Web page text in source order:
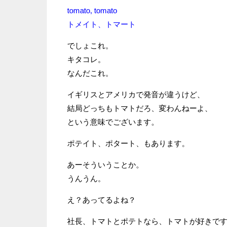
tomato, tomato
トメイト、トマート
でしょこれ。
キタコレ。
なんだこれ。
イギリスとアメリカで発音が違うけど、
結局どっちもトマトだろ、変わんねーよ、
という意味でございます。
ポテイト、ポタート、もあります。
あーそういうことか。
うんうん。
え？あってるよね？
社長、トマトとポテトなら、トマトが好きで